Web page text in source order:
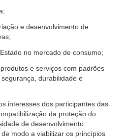
e desenvolvimento de
no mercado de consumo;
e serviços com padrões
durabilidade e
interesses dos participantes das
da proteção do
de desenvolvimento
modo a viabilizar os princípios